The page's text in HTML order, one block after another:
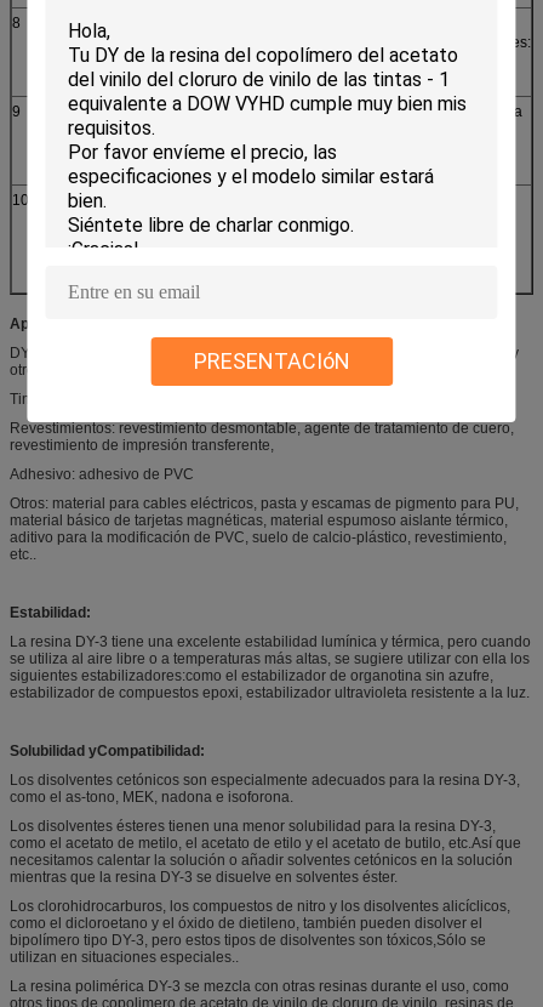
PRESENTACIóN
8
(g/ml)
siguientes condiciones:
9
No. de partículas
de impureza
(granos/100 g)
≤ 20 años
Se trata de un sistema
10
25% ((MEK:
Tolueno=1:1)
transparente, sin
materia insoluble
Aplicaciones:
DY-3 se aplica en muchos aspectos, como tintas, recubrimientos, adhesivos y
otros:
Tintas: Tinta de PVC, tinta de serigrafía, tinta de papel,
Revestimientos: revestimiento desmontable, agente de tratamiento de cuero,
revestimiento de impresión transferente,
Adhesivo: adhesivo de PVC
Otros: material para cables eléctricos, pasta y escamas de pigmento para PU,
material básico de tarjetas magnéticas, material espumoso aislante térmico,
aditivo para la modificación de PVC, suelo de calcio-plástico, revestimiento,
etc..
Estabilidad:
La resina DY-3 tiene una excelente estabilidad lumínica y térmica, pero cuando
se utiliza al aire libre o a temperaturas más altas, se sugiere utilizar con ella los
siguientes estabilizadores:como el estabilizador de organotina sin azufre,
estabilizador de compuestos epoxi, estabilizador ultravioleta resistente a la luz.
Solubilidad yCompatibilidad:
Los disolventes cetónicos son especialmente adecuados para la resina DY-3,
como el as-tono, MEK, nadona e isoforona.
Los disolventes ésteres tienen una menor solubilidad para la resina DY-3,
como el acetato de metilo, el acetato de etilo y el acetato de butilo, etc.Así que
necesitamos calentar la solución o añadir solventes cetónicos en la solución
mientras que la resina DY-3 se disuelve en solventes éster.
Los clorohidrocarburos, los compuestos de nitro y los disolventes alicíclicos,
como el dicloroetano y el óxido de dietileno, también pueden disolver el
bipolímero tipo DY-3, pero estos tipos de disolventes son tóxicos,Sólo se
utilizan en situaciones especiales..
La resina polimérica DY-3 se mezcla con otras resinas durante el uso, como
otros tipos de copolimero de acetato de vinilo de cloruro de vinilo, resinas de